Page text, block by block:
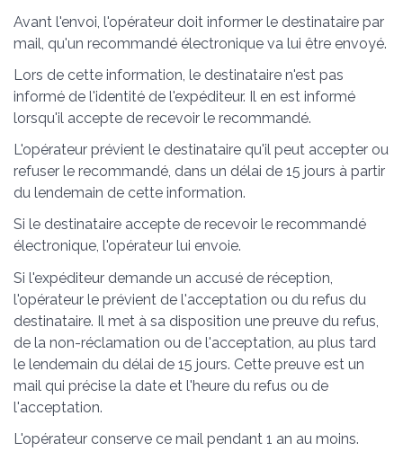
Avant l'envoi, l'opérateur doit informer le destinataire par
mail, qu'un recommandé électronique va lui être envoyé.
Lors de cette information, le destinataire n'est pas
informé de l'identité de l'expéditeur. Il en est informé
lorsqu'il accepte de recevoir le recommandé.
L'opérateur prévient le destinataire qu'il peut accepter ou
refuser le recommandé, dans un délai de 15 jours à partir
du lendemain de cette information.
Si le destinataire accepte de recevoir le recommandé
électronique, l'opérateur lui envoie.
Si l'expéditeur demande un accusé de réception,
l'opérateur le prévient de l'acceptation ou du refus du
destinataire. Il met à sa disposition une preuve du refus,
de la non-réclamation ou de l'acceptation, au plus tard
le lendemain du délai de 15 jours. Cette preuve est un
mail qui précise la date et l'heure du refus ou de
l'acceptation.
L'opérateur conserve ce mail pendant 1 an au moins.